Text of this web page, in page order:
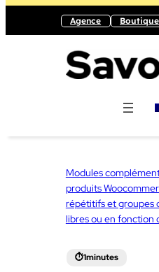
Agence Boutique
Modules
produits
répétitifs et groupes
libres ou en fonction